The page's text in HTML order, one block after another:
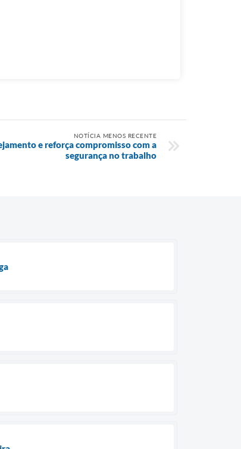
NOTÍCIA MENOS RECENTE
e reforça compromisso com a
segurança no trabalho